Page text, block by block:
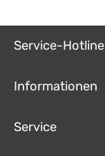
Service-Hotline
Informationen
Service